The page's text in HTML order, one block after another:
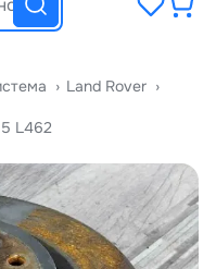
› Land Rover ›
L462